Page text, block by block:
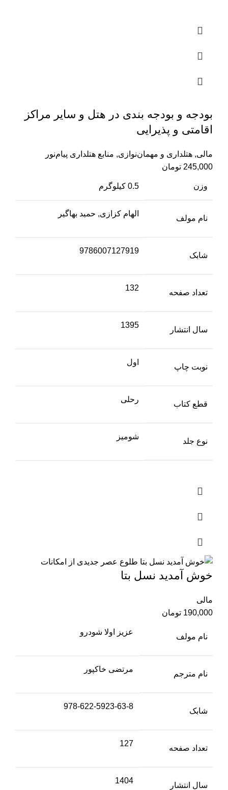
بودجه و بودجه بندی در هتل و سایر مراکز
اقامتی و پذیرایی
مالی, هتلداری و مهمان‌نوازی, منابع هتلداری پیام‌نور
245,000 تومان
وزن 0.5 کیلوگرم
نام مولف
الهام کزازی, حمید بهاگیر
شابک
9786007127919
تعداد صفحه
132
سال انتشار
1395
نوبت چاپ
اول
قطع کتاب
رحلی
نوع جلد
شومیز
خوش آمدید نسل بتا
مالی
190,000 تومان
نام مولف
عزیز اولا شودرو
نام مترجم
مرتضی خاکپور
شابک
978-622-5923-63-8
تعداد صفحه
127
سال انتشار
1404